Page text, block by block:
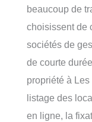
beaucoup de
choisissent de
sociétés de
de courte
propriété à
listage des
en ligne, la